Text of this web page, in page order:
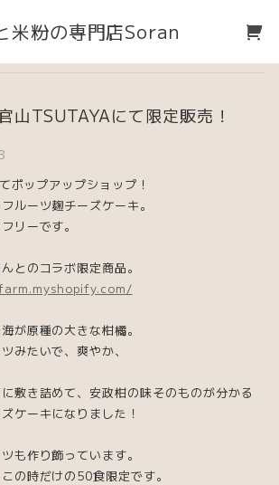
米粉の専門店Soran
山TSUTAYAにて限定販売！
ポップアップショップ！
ルーツ麹チーズケーキ。
リーです。
とのコラボ限定商品。
が原種の大きな柑橘。
みたいで、爽やか、
敷き詰めて、安政柑の味そのものが分かる
ケーキになりました！
も作り飾っています。
の時だけの50食限定です。